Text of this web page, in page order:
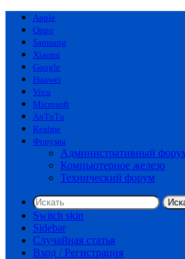
Apple
Oppo
Samsung
Xiaomi
Google
Huawei
Vivo
Microsoft
AnTuTu
Realme
Форумы
Административный
Компьютерное железо
Технический форум
Switch skin
Sidebar
Случайная статья
Вход / Регистрация